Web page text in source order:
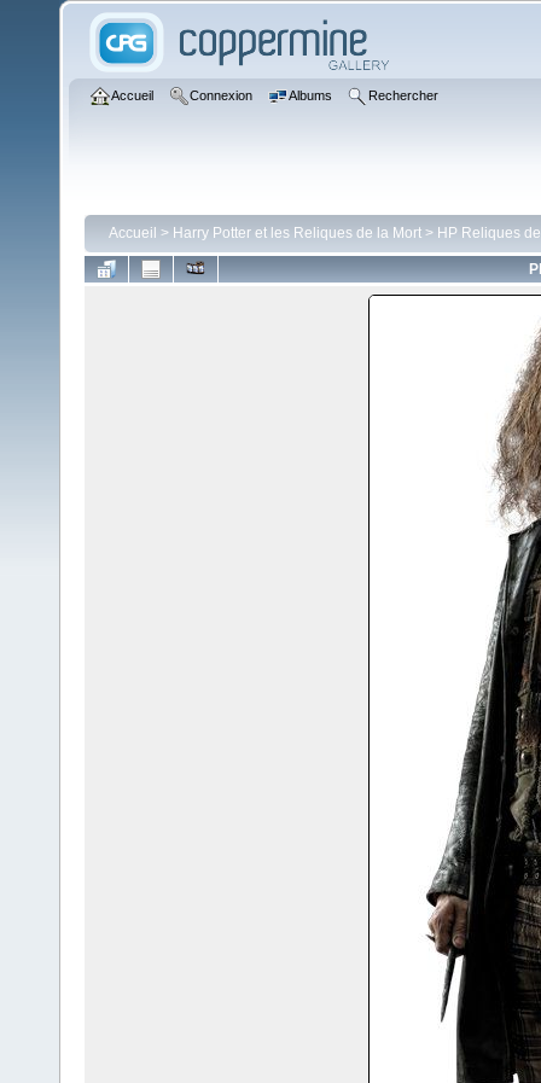
Accueil Connexion Albums Rechercher
Accueil > Harry Potter et les Reliques de la Mort > HP Reliques